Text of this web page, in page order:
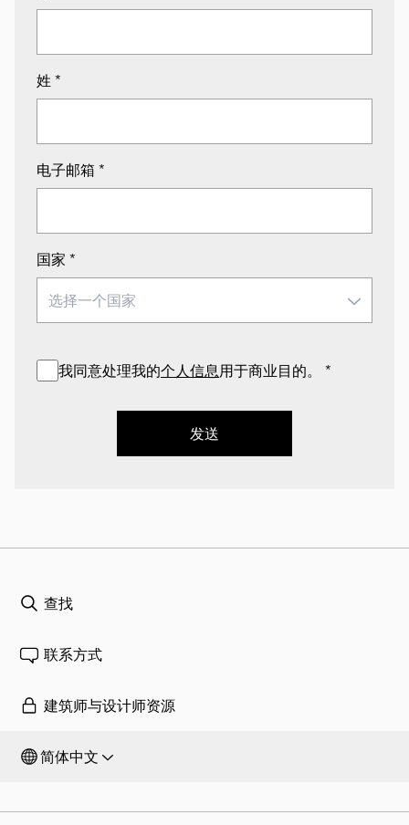
姓 *
电子邮箱 *
国家 *
我同意处理我的个人信息 用于商业目的。 *
发送
查找
联系方式
建筑师与设计师资源
简体中文